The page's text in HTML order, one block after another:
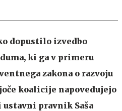
dopustilo izvedbo
ki ga v primeru
zakona o razvoju
koalicije napovedujejo
pravnik Saša